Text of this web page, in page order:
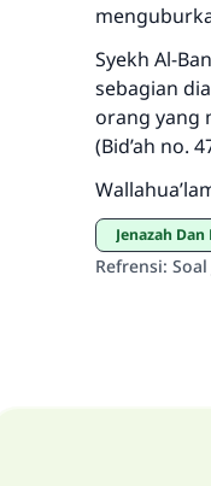
Syekh Al-
sebagian
orang yang
(Bid’ah no.
Jenazah
Refrensi: